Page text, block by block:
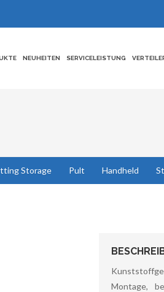
NEUHEITEN SERVICELEISTUNG
Storage Pult Handheld
Montage,